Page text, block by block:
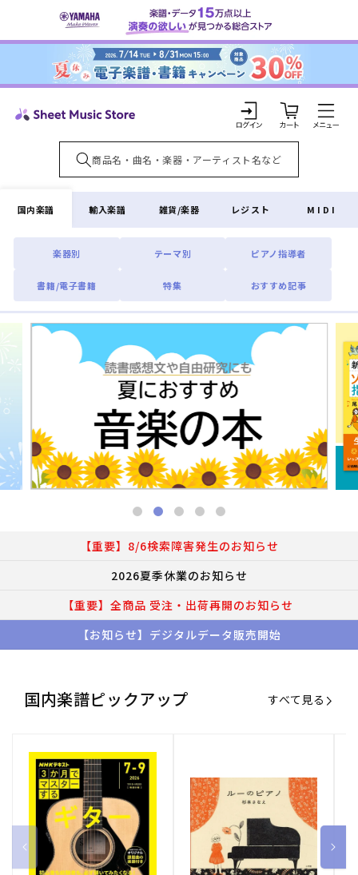
ンツに
ロ
グ
イ
ン
カ
ー
ト
国内楽譜
楽器別 テーマ別 ピアノ指導者
書籍/電子書籍 特集 おすすめ記事
輸入楽譜 雑貨/楽器 レジスト MIDI
【重要】8/6検索障害発生のお知らせ
2026夏季休業のお知らせ
【重要】全商品 受注・出荷再開のお知らせ
【お知らせ】デジタルデータ販売開始
国内楽譜ピックアップ すべて見る